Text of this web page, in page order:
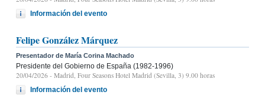
Información del evento
Felipe González Márquez
Presentador de María Corina Machado
Presidente del Gobierno de España (1982-1996)
20/04/2026 - Madrid, Four Seasons Hotel Madrid (Sevilla, 3) 9.00 horas
Información del evento